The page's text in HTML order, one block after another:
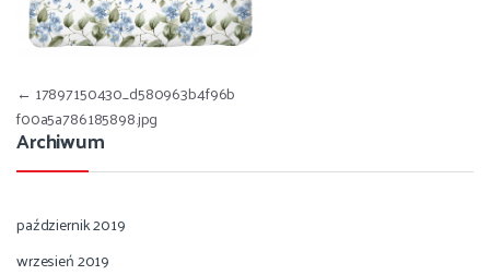
Nawigacja wpisu
← 17897150430_d580963b4f96b
f00a5a786185898.jpg
Archiwum
październik 2019
wrzesień 2019